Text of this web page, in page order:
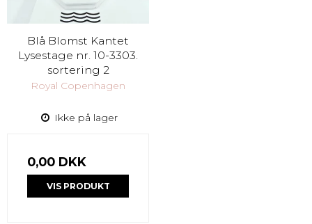
Blå Blomst Kantet
Lysestage nr. 10-3303.
sortering 2
Royal Copenhagen
Ikke på lager
0,00 DKK
VIS PRODUKT